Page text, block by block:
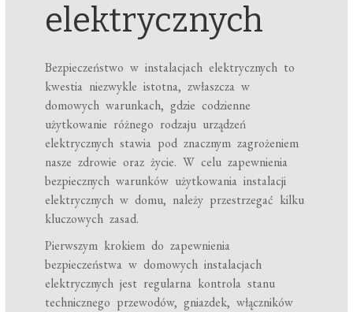
elektrycznych
Bezpieczeństwo w instalacjach elektrycznych to
kwestia niezwykle istotna, zwłaszcza w
domowych warunkach, gdzie codzienne
użytkowanie różnego rodzaju urządzeń
elektrycznych stawia pod znacznym zagrożeniem
nasze zdrowie oraz życie. W celu zapewnienia
bezpiecznych warunków użytkowania instalacji
elektrycznych w domu, należy przestrzegać kilku
kluczowych zasad.
Pierwszym krokiem do zapewnienia
bezpieczeństwa w domowych instalacjach
elektrycznych jest regularna kontrola stanu
technicznego przewodów, gniazdek, włączników